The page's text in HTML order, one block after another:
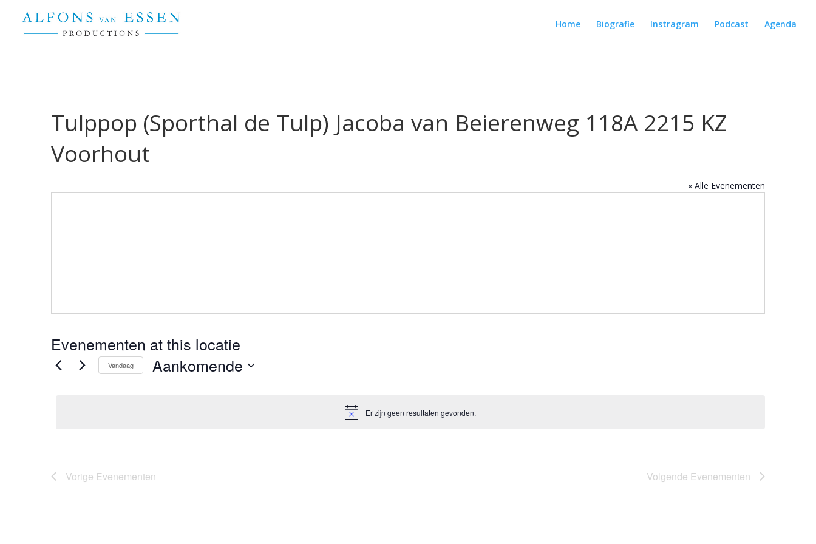
Home Biografie Instragram Podcast Agenda
Tulppop (Sporthal de Tulp) Jacoba van Beierenweg 118A 2215 KZ
Voorhout
« Alle Evenementen
Evenementen at this locatie
Bericht
Er zijn geen resultaten gevonden.
Vandaag Aankomende
Vorige Evenementen Volgende Evenementen